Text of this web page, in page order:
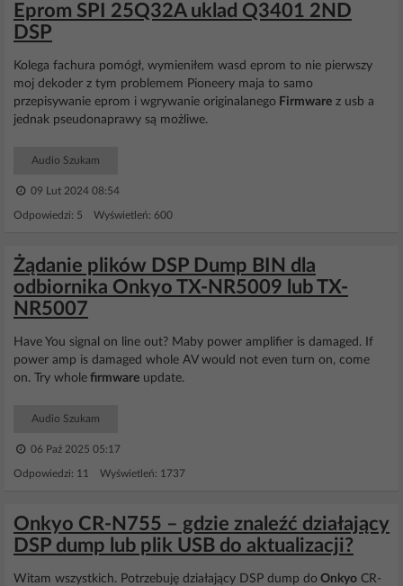
Eprom SPI 25Q32A uklad Q3401 2ND
DSP
Kolega fachura pomógł, wymieniłem wasd eprom to nie pierwszy
moj dekoder z tym problemem Pioneery maja to samo
przepisywanie eprom i wgrywanie originalanego Firmware z usb a
jednak pseudonaprawy są możliwe.
Audio Szukam
09 Lut 2024 08:54
Odpowiedzi: 5 Wyświetleń: 600
Żądanie plików DSP Dump BIN dla
odbiornika Onkyo TX-NR5009 lub TX-
NR5007
Have You signal on line out? Maby power amplifier is damaged. If
power amp is damaged whole AV would not even turn on, come
on. Try whole firmware update.
Audio Szukam
06 Paź 2025 05:17
Odpowiedzi: 11 Wyświetleń: 1737
Onkyo CR-N755 – gdzie znaleźć działający
DSP dump lub plik USB do aktualizacji?
Witam wszystkich. Potrzebuję działający DSP dump do Onkyo CR-